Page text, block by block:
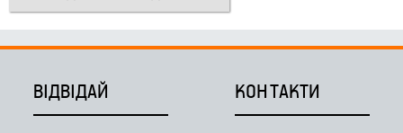
ВІДВІДАЙ КОНТАКТИ